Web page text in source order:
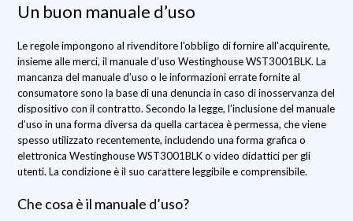
Un buon manuale d’uso
Le regole impongono al rivenditore l'obbligo di fornire all'acquirente,
insieme alle merci, il manuale d’uso Westinghouse WST3001BLK. La
mancanza del manuale d’uso o le informazioni errate fornite al
consumatore sono la base di una denuncia in caso di inosservanza del
dispositivo con il contratto. Secondo la legge, l’inclusione del manuale
d’uso in una forma diversa da quella cartacea è permessa, che viene
spesso utilizzato recentemente, includendo una forma grafica o
elettronica Westinghouse WST3001BLK o video didattici per gli
utenti. La condizione è il suo carattere leggibile e comprensibile.
Che cosa è il manuale d’uso?